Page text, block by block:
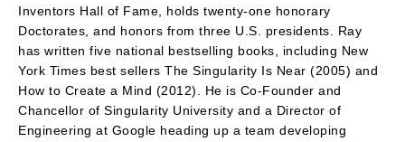
Inventors Hall of Fame, holds twenty-one honorary
Doctorates, and honors from three U.S. presidents. Ray
has written five national bestselling books, including New
York Times best sellers The Singularity Is Near (2005) and
How to Create a Mind (2012). He is Co-Founder and
Chancellor of Singularity University and a Director of
Engineering at Google heading up a team developing